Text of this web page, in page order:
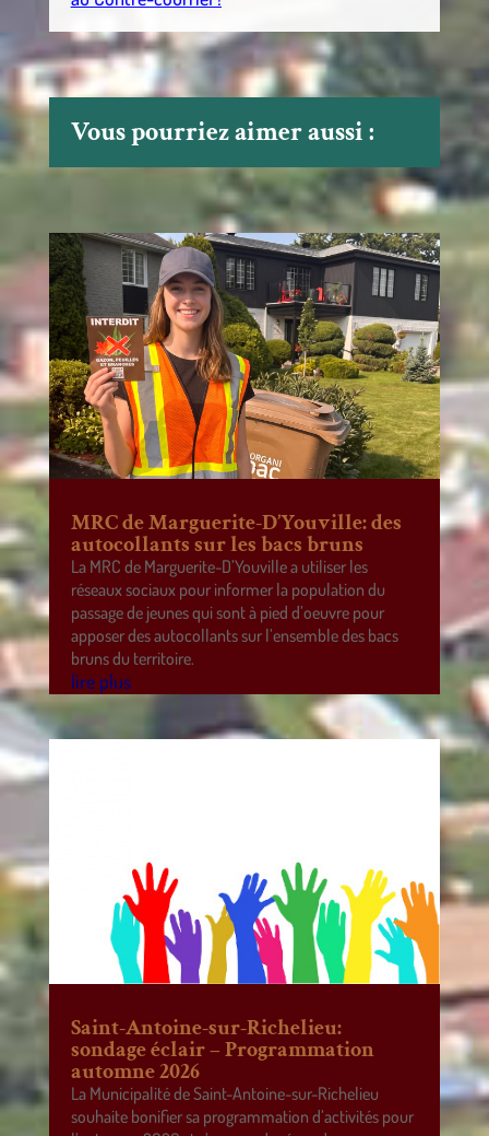
Vous pourriez aimer aussi :
MRC de Marguerite-D’Youville: des
autocollants sur les bacs bruns
La MRC de Marguerite-D’Youville a utiliser les
réseaux sociaux pour informer la population du
passage de jeunes qui sont à pied d’oeuvre pour
apposer des autocollants sur l’ensemble des bacs
bruns du territoire.
lire plus
Saint-Antoine-sur-Richelieu:
sondage éclair – Programmation
automne 2026
La Municipalité de Saint-Antoine-sur-Richelieu
souhaite bonifier sa programmation d’activités pour